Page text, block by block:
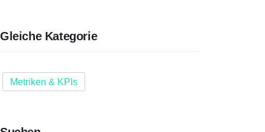
Gleiche Kategorie
Metriken & KPIs